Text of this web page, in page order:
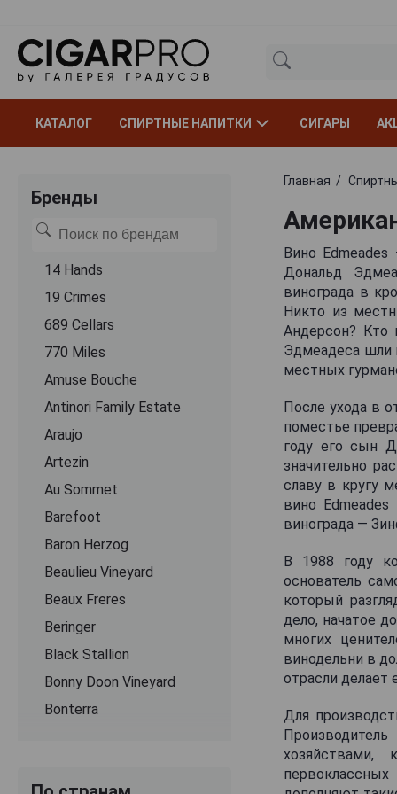
КАТАЛОГ СПИРТНЫЕ НАПИТКИ СИГАРЫ
Бренды
14 Hands
19 Crimes
689 Cellars
770 Miles
Amuse Bouche
Antinori Family Estate
Araujo
Artezin
Au Sommet
Barefoot
Baron Herzog
Beaulieu Vineyard
Beaux Freres
Beringer
Black Stallion
Bonny Doon Vineyard
Bonterra
Главная
Вино
Дональд
винограда в
Никто из
Андерсон? Кто
Эдмеадеса шли
местных
После ухода в
поместье
году его сын
значительно
славу в кругу
вино
винограда —
В 1988 году
основатель
который
дело, начатое
многих
винодельни в
отрасли делает
Для
хозяйствами,